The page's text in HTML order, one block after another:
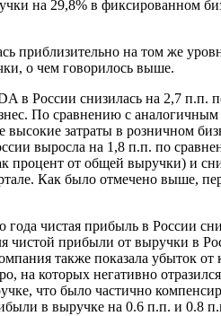
на 29,8% в фиксированном
приблизительно на том же
о чем говорилось выше.
в России снизилась на 2,7
По сравнению с
высокие затраты в
выросла на 1,8 п.п. по
от общей выручки) и
Как было отмечено выше,
чистая прибыль в России
чистой прибыли от выручки в
также показала убыток
которых негативно
что было частично
в выручке на 0.6 п.п. и 0.8